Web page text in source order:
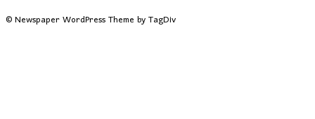
© Newspaper WordPress Theme by TagDiv